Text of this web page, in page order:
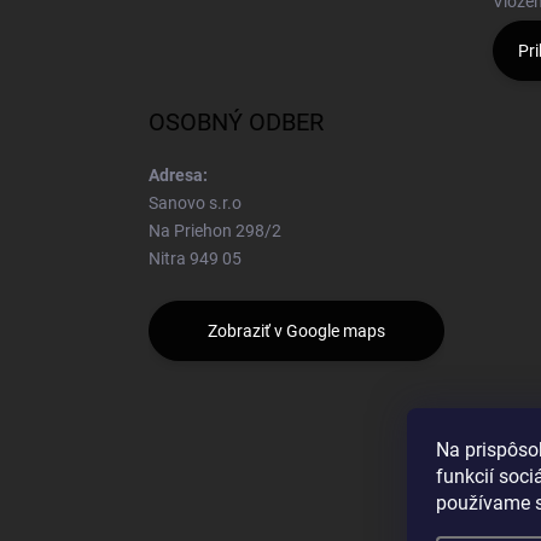
Na
funkcií
používame
OSOBNÝ ODBER
Adresa:
Sanovo s.r.o
Na Priehon 298/2
Nitra 949 05
Zobraziť v Google maps